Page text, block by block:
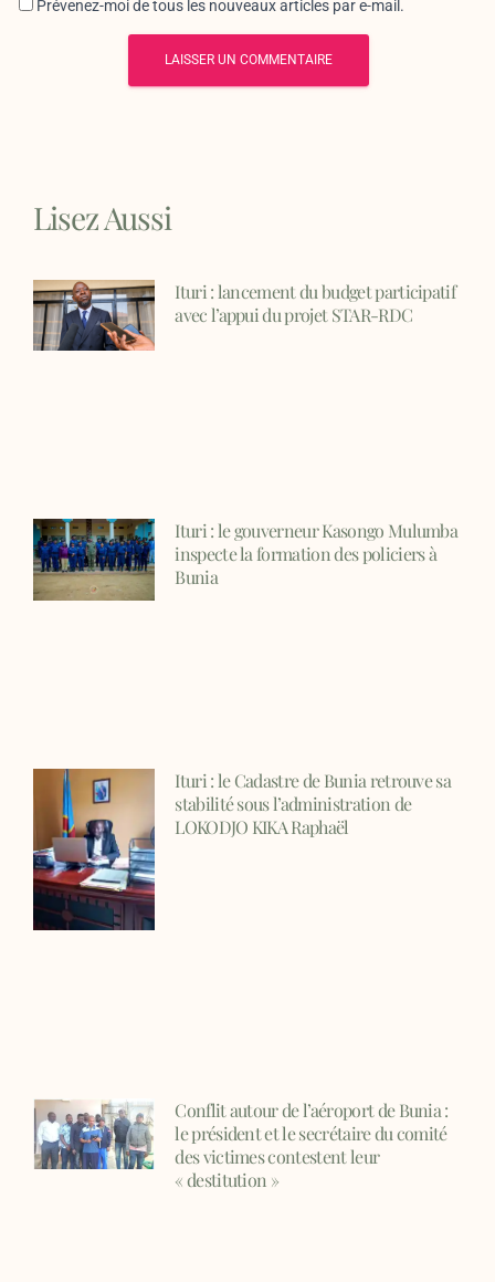
Prévenez-moi de tous les nouveaux articles par e-mail.
Lisez Aussi
Ituri : lancement du budget participatif
avec l’appui du projet STAR-RDC
Ituri : le gouverneur Kasongo Mulumba
inspecte la formation des policiers à
Bunia
Ituri : le Cadastre de Bunia retrouve sa
stabilité sous l’administration de
LOKODJO KIKA Raphaël
Conflit autour de l’aéroport de Bunia :
le président et le secrétaire du comité
des victimes contestent leur
« destitution »